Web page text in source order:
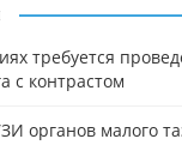
требуется
с контрастом
органов малого